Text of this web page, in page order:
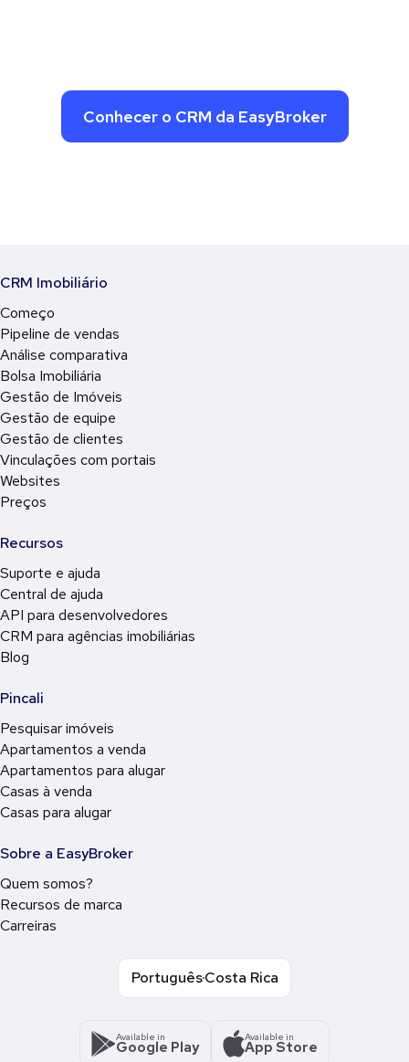
Conhecer o CRM da EasyBroker
CRM Imobiliário
Começo
Pipeline de vendas
Análise comparativa
Bolsa Imobiliária
Gestão de Imóveis
Gestão de equipe
Gestão de clientes
Vinculações com portais
Websites
Preços
Recursos
Suporte e ajuda
Central de ajuda
API para desenvolvedores
CRM para agências imobiliárias
Blog
Pincali
Pesquisar imóveis
Apartamentos a venda
Apartamentos para alugar
Casas à venda
Casas para alugar
Sobre a EasyBroker
Quem somos?
Recursos de marca
Carreiras
PortuguêsCosta Rica
Available in
Google Play
Available in
App Store